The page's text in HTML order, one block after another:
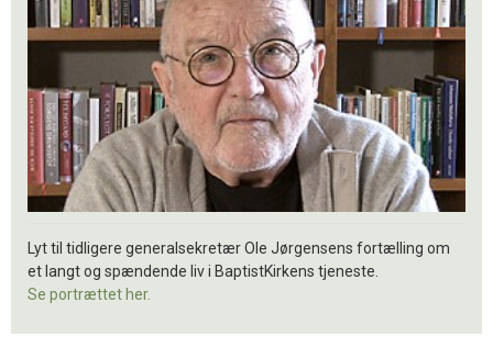
Lyt til tidligere generalsekretær Ole Jørgensens fortælling om
et langt og spændende liv i BaptistKirkens tjeneste.
Se portrættet her.